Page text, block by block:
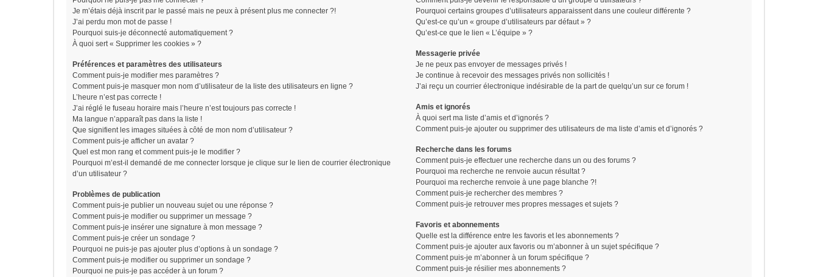
Je m’étais déjà inscrit par le passé mais ne peux à présent plus me connecter ?!
J’ai perdu mon mot de passe !
Pourquoi suis-je déconnecté automatiquement ?
À quoi sert « Supprimer les cookies » ?
Préférences et paramètres des utilisateurs
Comment puis-je modifier mes paramètres ?
Comment puis-je masquer mon nom d’utilisateur de la liste des utilisateurs en ligne ?
L’heure n’est pas correcte !
J’ai réglé le fuseau horaire mais l’heure n’est toujours pas correcte !
Ma langue n’apparaît pas dans la liste !
Que signifient les images situées à côté de mon nom d’utilisateur ?
Comment puis-je afficher un avatar ?
Quel est mon rang et comment puis-je le modifier ?
Pourquoi m’est-il demandé de me connecter lorsque je clique sur le lien de courrier électronique
d’un utilisateur ?
Problèmes de publication
Comment puis-je publier un nouveau sujet ou une réponse ?
Comment puis-je modifier ou supprimer un message ?
Comment puis-je insérer une signature à mon message ?
Comment puis-je créer un sondage ?
Pourquoi ne puis-je pas ajouter plus d’options à un sondage ?
Comment puis-je modifier ou supprimer un sondage ?
Pourquoi ne puis-je pas accéder à un forum ?
Pourquoi certains groupes d’utilisateurs apparaissent dans une couleur différente ?
Qu’est-ce qu’un « groupe d’utilisateurs par défaut » ?
Qu’est-ce que le lien « L’équipe » ?
Messagerie privée
Je ne peux pas envoyer de messages privés !
Je continue à recevoir des messages privés non sollicités !
J’ai reçu un courrier électronique indésirable de la part de quelqu’un sur ce forum !
Amis et ignorés
À quoi sert ma liste d’amis et d’ignorés ?
Comment puis-je ajouter ou supprimer des utilisateurs de ma liste d’amis et d’ignorés ?
Recherche dans les forums
Comment puis-je effectuer une recherche dans un ou des forums ?
Pourquoi ma recherche ne renvoie aucun résultat ?
Pourquoi ma recherche renvoie à une page blanche ?!
Comment puis-je rechercher des membres ?
Comment puis-je retrouver mes propres messages et sujets ?
Favoris et abonnements
Quelle est la différence entre les favoris et les abonnements ?
Comment puis-je ajouter aux favoris ou m’abonner à un sujet spécifique ?
Comment puis-je m’abonner à un forum spécifique ?
Comment puis-je résilier mes abonnements ?